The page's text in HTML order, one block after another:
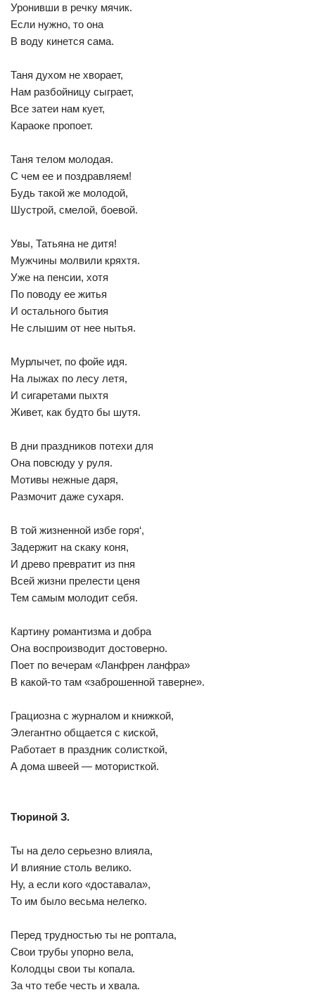
Уронивши в речку мячик.
Если нужно, то она
В воду кинется сама.
Таня духом не хворает,
Нам разбойницу сыграет,
Все затеи нам кует,
Караоке пропоет.
Таня телом молодая.
С чем ее и поздравляем!
Будь такой же молодой,
Шустрой, смелой, боевой.
Увы, Татьяна не дитя!
Мужчины молвили кряхтя.
Уже на пенсии, хотя
По поводу ее житья
И остального бытия
Не слышим от нее нытья.
Мурлычет, по фойе идя.
На лыжах по лесу летя,
И сигаретами пыхтя
Живет, как будто бы шутя.
В дни праздников потехи для
Она повсюду у руля.
Мотивы нежные даря,
Размочит даже сухаря.
В той жизненной избе горя‘,
Задержит на скаку коня,
И древо превратит из пня
Всей жизни прелести ценя
Тем самым молодит себя.
Картину романтизма и добра
Она воспроизводит достоверно.
Поет по вечерам «Ланфрен ланфра»
В какой-то там «заброшенной таверне».
Грациозна с журналом и книжкой,
Элегантно общается с киской,
Работает в праздник солисткой,
А дома швеей — мотористкой.
Тюриной З.
Ты на дело серьезно влияла,
И влияние столь велико.
Ну, а если кого «доставала»,
То им было весьма нелегко.
Перед трудностью ты не роптала,
Свои трубы упорно вела,
Колодцы свои ты копала.
За что тебе честь и хвала.